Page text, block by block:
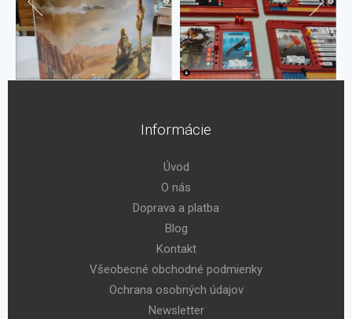
Informácie
Úvod
O nás
Doprava a platba
Blog
Kontakt
Všeobecné obchodné podmienky
Ochrana osobných údajov
Newsletter